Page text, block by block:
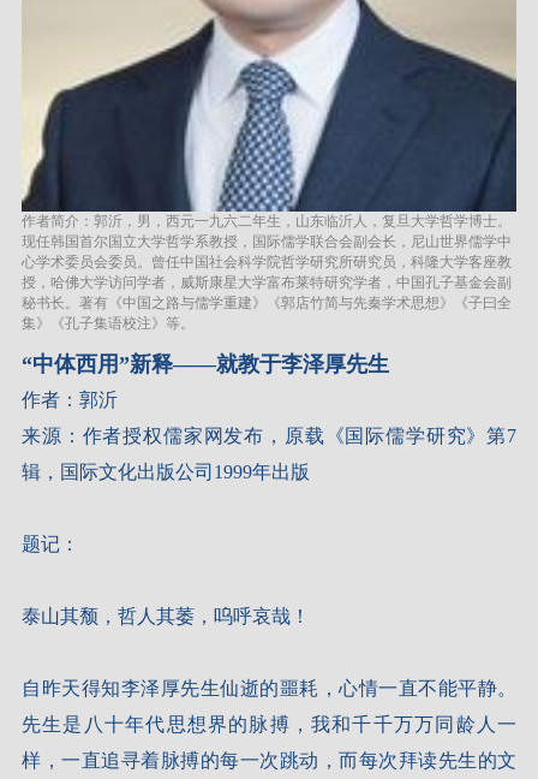
作者简介：郭沂，男，西元一九六二年生，山东临沂人，复旦大学哲学博士。
现任韩国首尔国立大学哲学系教授，国际儒学联合会副会长，尼山世界儒学中
心学术委员会委员。曾任中国社会科学院哲学研究所研究员，科隆大学客座教
授，哈佛大学访问学者，威斯康星大学富布莱特研究学者，中国孔子基金会副
秘书长。著有《中国之路与儒学重建》《郭店竹简与先秦学术思想》《子曰全
集》《孔子集语校注》等。
“中体西用”新释——就教于李泽厚先生
作者：郭沂
来源：作者授权儒家网发布，原载 《国际儒学研究》第7
辑，国际文化出版公司 1999年出版
题记：
泰山其颓，哲人其萎，呜呼哀哉！
自昨天得知李泽厚先生仙逝的噩耗，心情一直不能平静。
先生是八十年代思想界的脉搏，我和千千万万同龄人一
样，一直追寻着脉搏的每一次跳动，而每次拜读先生的文